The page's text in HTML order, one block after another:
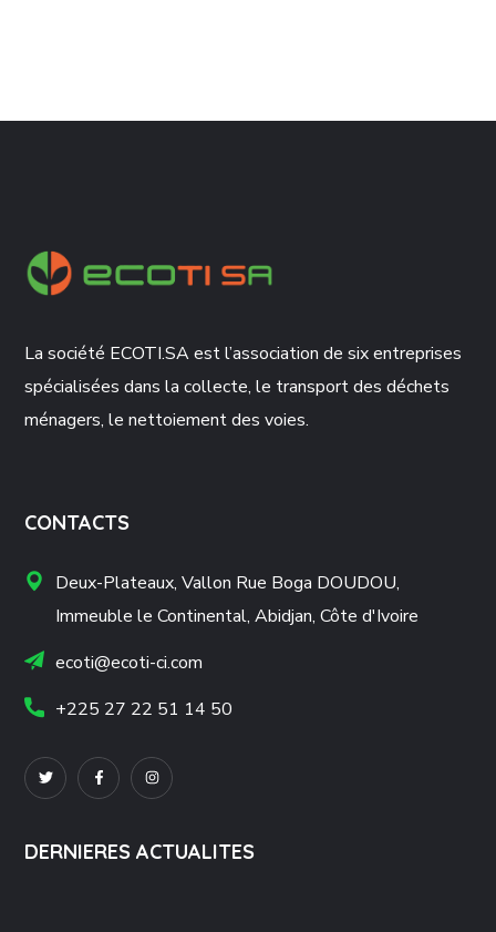
La société ECOTI.SA est l’association de six entreprises
spécialisées dans la collecte, le transport des déchets
ménagers, le nettoiement des voies.
CONTACTS
Deux-Plateaux, Vallon Rue Boga DOUDOU,
Immeuble le Continental, Abidjan, Côte d'Ivoire
ecoti@ecoti-ci.com
+225 27 22 51 14 50
DERNIERES ACTUALITES